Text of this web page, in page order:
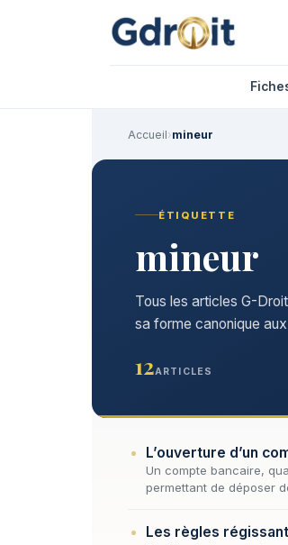
Accueil›mineur
ÉTIQUETTE
mineur
Tous les articles G-
sa forme canonique
12ARTICLES
L’ouverture d’un
Un compte bancaire,
permettant de déposer
Les règles